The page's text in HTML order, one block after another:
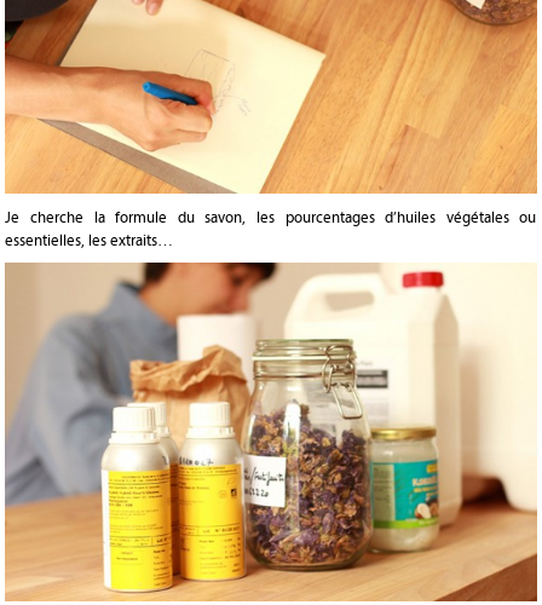
Je cherche la formule du savon, les pourcentages d’huiles végétales ou
essentielles, les extraits…